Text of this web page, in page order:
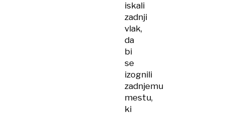
iskali
zadnji
vlak,
da
bi
se
izognili
zadnjemu
mestu,
ki